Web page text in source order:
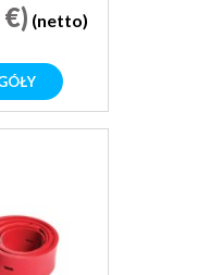
(netto)